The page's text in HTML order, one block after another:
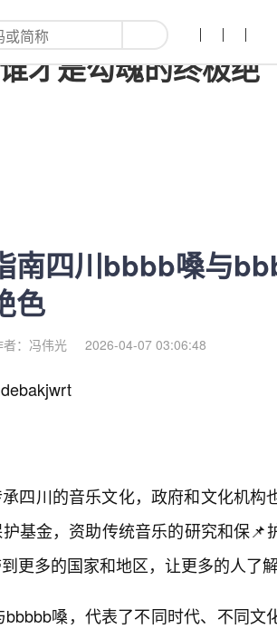
南四川bbbb嗓与
才是勾魂的终极绝
南四川bbbb嗓与
色
者：冯伟光 2026-04-07 03:06:48
四川的音乐文化，政府和文化机构
基金，资助传统音乐的研究和保📌
更多的国家和地区，让更多的人了
bbbbb嗓，代表了不同时代、不同文